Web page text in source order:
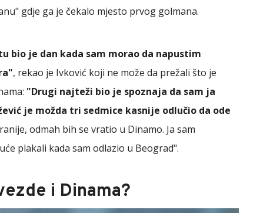
gdje ga je čekalo mjesto prvog golmana.
bio je dan kada sam morao da napustim
, rekao je Ivković koji ne može da prežali što je
"Drugi najteži bio je spoznaja da sam ja
je možda tri sedmice kasnije odlučio da ode
odmah bih se vratio u Dinamo. Ja sam
plakali kada sam odlazio u Beograd".
i Dinama?